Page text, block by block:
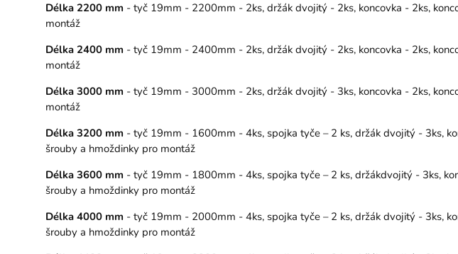
Délka 2200 mm - tyč 19mm - 2200mm - 2ks, držák dvojitý - 2ks, koncovka - 2ks,
montáž
Délka 2400 mm - tyč 19mm - 2400mm - 2ks, držák dvojitý - 2ks, koncovka - 2ks,
montáž
Délka 3000 mm - tyč 19mm - 3000mm - 2ks, držák dvojitý - 3ks, koncovka - 2ks,
montáž
Délka 3200 mm - tyč 19mm - 1600mm - 4ks, spojka tyče – 2 ks, držák dvojitý - 3ks,
šrouby a hmoždinky pro montáž
Délka 3600 mm - tyč 19mm - 1800mm - 4ks, spojka tyče – 2 ks, držákdvojitý - 3ks,
šrouby a hmoždinky pro montáž
Délka 4000 mm - tyč 19mm - 2000mm - 4ks, spojka tyče – 2 ks, držák dvojitý - 3ks,
šrouby a hmoždinky pro montáž